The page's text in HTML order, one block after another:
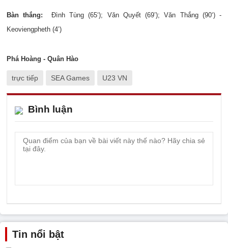
Bàn thắng:
Đình Tùng (65‘); Văn Quyết (69’); Văn Thắng (90‘) -
Keoviengpheth (4’)
Phá Hoàng - Quân Hào
trực tiếp SEA Games U23 VN
Bình luận
Tin nổi bật